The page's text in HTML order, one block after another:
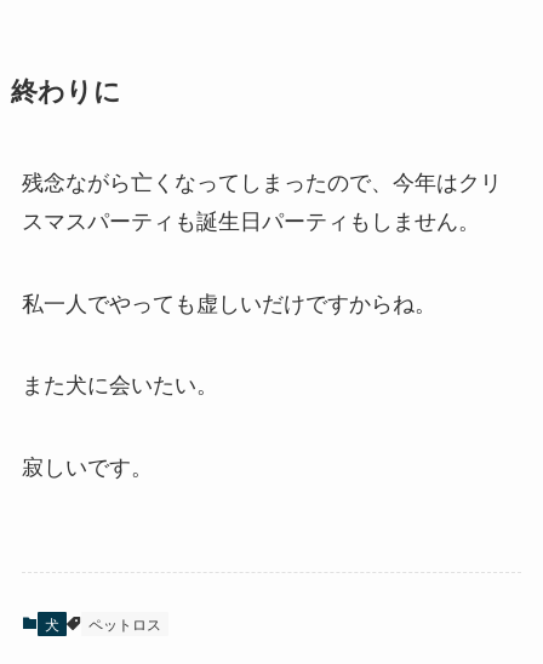
終わりに
残念ながら亡くなってしまったので、今年はクリ
スマスパーティも誕生日パーティもしません。
私一人でやっても虚しいだけですからね。
また犬に会いたい。
寂しいです。
犬 ペットロス